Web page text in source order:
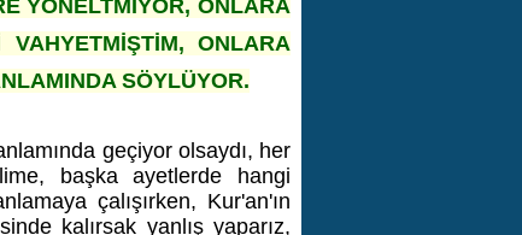
YÖNELTMİYOR, ONLARA
ONLARA
SÖYLÜYOR.
geçiyor olsaydı, her
başka ayetlerde hangi
çalışırken, Kur'an'ın
kalırsak yanlış yaparız,